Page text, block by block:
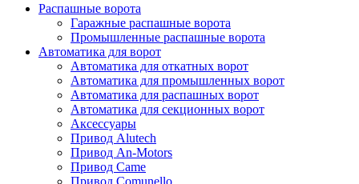
Распашные ворота
Гаражные распашные ворота
Промышленные распашные ворота
Автоматика для ворот
Автоматика для откатных ворот
Автоматика для промышленных ворот
Автоматика для распашных ворот
Автоматика для секционных ворот
Аксессуары
Привод Alutech
Привод An-Motors
Привод Came
Привод Comunello